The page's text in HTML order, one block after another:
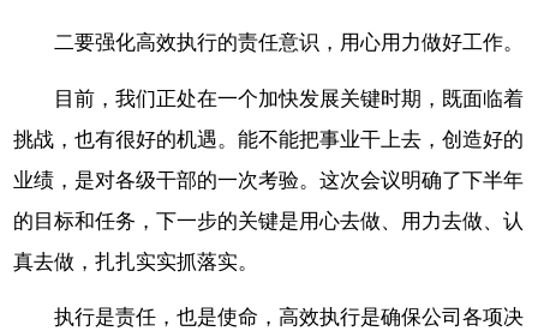
二要强化高效执行的责任意识，用心用力做好工作。
目前，我们正处在一个加快发展关键时期，既面临着
挑战，也有很好的机遇。能不能把事业干上去，创造好的
业绩，是对各级干部的一次考验。这次会议明确了下半年
的目标和任务，下一步的关键是用心去做、用力去做、认
真去做，扎扎实实抓落实。
执行是责任，也是使命，高效执行是确保公司各项决